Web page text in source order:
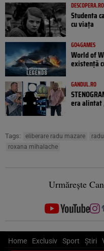
DESCOPERA.RO
Studenta
cu viața
GO4GAMES
World of
existență
GANDUL.RO
era alintat
Tags: eliberare radu mazare
roxana mihalache
Urmărește
Home Exclusiv Sport Știri